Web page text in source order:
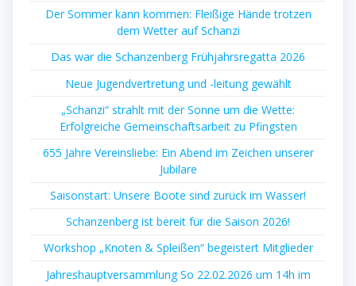
Der Sommer kann kommen: Fleißige Hände trotzen
dem Wetter auf Schanzi
Das war die Schanzenberg Frühjahrsregatta 2026
Neue Jugendvertretung und -leitung gewählt
„Schanzi“ strahlt mit der Sonne um die Wette:
Erfolgreiche Gemeinschaftsarbeit zu Pfingsten
655 Jahre Vereinsliebe: Ein Abend im Zeichen unserer
Jubilare
Saisonstart: Unsere Boote sind zurück im Wasser!
Schanzenberg ist bereit für die Saison 2026!
Workshop „Knoten & Spleißen“ begeistert Mitglieder
Jahreshauptversammlung So 22.02.2026 um 14h im